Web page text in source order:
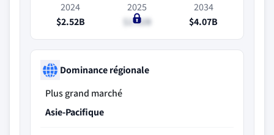
2024
$2.52B
2025
$2.62B
2034
$4.07B
Dominance régionale
Plus grand marché
Asie-Pacifique